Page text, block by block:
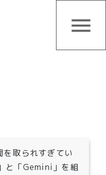
menu
取られすぎてい
と「Gemini」を組